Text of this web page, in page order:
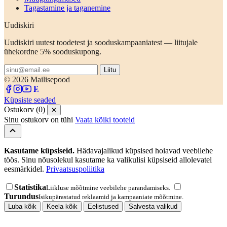
Tagastamine ja taganemine
Uudiskiri
Uudiskiri uutest toodetest ja sooduskampaaniatest — liitujale
ühekordne 5% sooduskupong.
Liitu
© 2026 Mailisepood
Küpsiste seaded
Ostukorv (0)
✕
Sinu ostukorv on tühi Vaata kõiki tooteid
Kasutame küpsiseid. Hädavajalikud küpsised hoiavad veebilehe
töös. Sinu nõusolekul kasutame ka valikulisi küpsiseid allolevatel
eesmärkidel. Privaatsuspoliitika
StatistikaLiikluse mõõtmine veebilehe parandamiseks.
TurundusIsikupärastatud reklaamid ja kampaaniate mõõtmine.
Luba kõik
Keela kõik Eelistused Salvesta valikud